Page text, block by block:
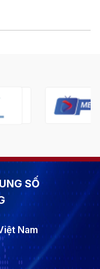
SỐ
Nam